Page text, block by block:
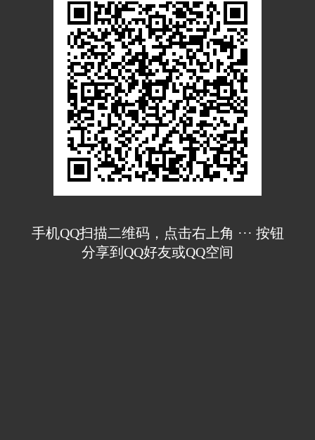
手机QQ扫描二维码，点击右上角 ··· 按钮
分享到QQ好友或QQ空间